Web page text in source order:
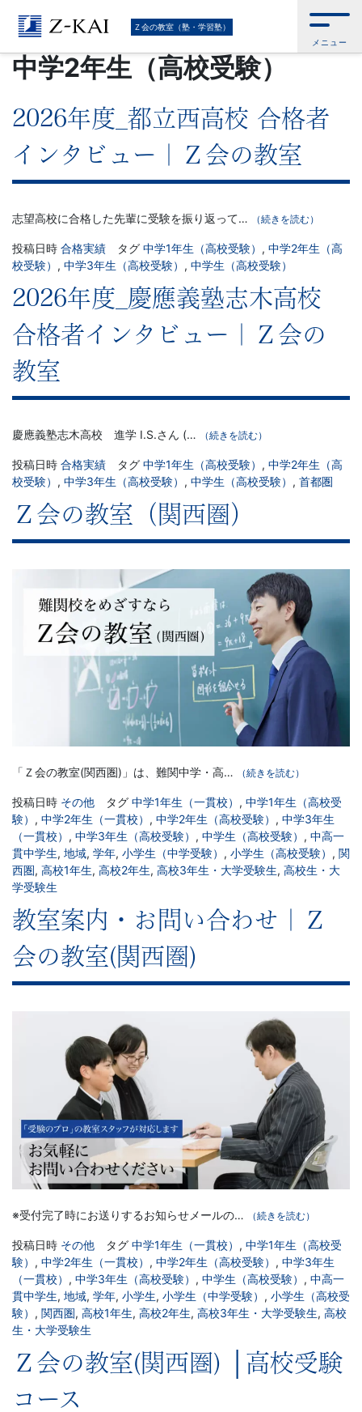
難
関
受
験
に
強
い
学
習
塾
Ｚ会の教室（塾・学習塾）
メニュー
Ｚ会トップ> Ｚ会の教室（塾・学習塾）>学年>中学生（高校受験）>中学
2年生（高校受験）
中学2年生（高校受験）
2026年度_都立西高校 合格者
インタビュー｜Ｚ会の教室
志望高校に合格した先輩に受験を振り返って… （続きを読む）
投稿日時 合格実績 タグ 中学1年生（高校受験） , 中学2年生（高
校受験） , 中学3年生（高校受験） , 中学生（高校受験）
2026年度_慶應義塾志木高校
合格者インタビュー｜Ｚ会の
教室
慶應義塾志木高校 進学 I.S.さん (… （続きを読む）
投稿日時 合格実績 タグ 中学1年生（高校受験） , 中学2年生（高
校受験） , 中学3年生（高校受験） , 中学生（高校受験） , 首都圏
Ｚ会の教室（関西圏）
「Ｚ会の教室(関西圏)」は、難関中学・高… （続きを読む）
投稿日時 その他 タグ 中学1年生（一貫校） , 中学1年生（高校受
験） , 中学2年生（一貫校） , 中学2年生（高校受験） , 中学3年生
（一貫校） , 中学3年生（高校受験） , 中学生（高校受験） , 中高一
貫中学生, 地域, 学年, 小学生（中学受験） , 小学生（高校受験） , 関
西圏, 高校1年生, 高校2年生, 高校3年生・大学受験生, 高校生・大
学受験生
教室案内・お問い合わせ｜Ｚ
会の教室(関西圏)
※受付完了時にお送りするお知らせメールの… （続きを読む）
投稿日時 その他 タグ 中学1年生（一貫校） , 中学1年生（高校受
験） , 中学2年生（一貫校） , 中学2年生（高校受験） , 中学3年生
（一貫校） , 中学3年生（高校受験） , 中学生（高校受験） , 中高一
貫中学生, 地域, 学年, 小学生, 小学生（中学受験） , 小学生（高校受
験） , 関西圏, 高校1年生, 高校2年生, 高校3年生・大学受験生, 高校
生・大学受験生
Ｚ会の教室(関西圏) │高校受験
コース